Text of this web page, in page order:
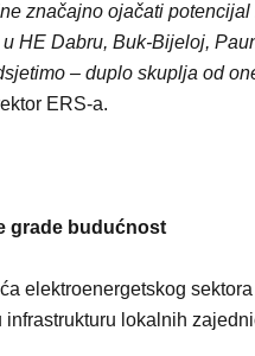
značajno ojačati
HE Dabru, Buk-Bijeloj,
– duplo skuplja od
ERS-a.
grade budućnost
elektroenergetskog
lokalnih